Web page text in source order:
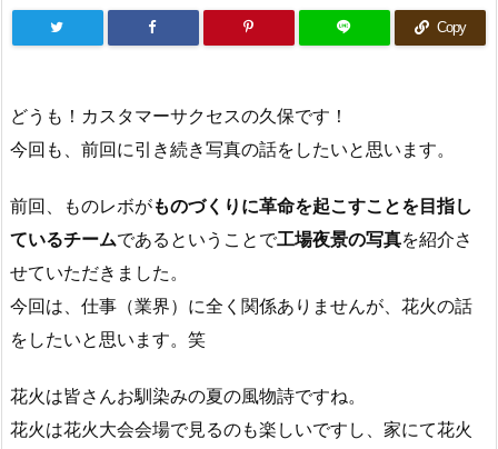
Copy
どうも！カスタマーサクセスの久保です！
今回も、前回に引き続き写真の話をしたいと思います。
前回、ものレボがものづくりに革命を起こすことを目指し
ているチームであるということで工場夜景の写真を紹介さ
せていただきました。
今回は、仕事（業界）に全く関係ありませんが、花火の話
をしたいと思います。笑
花火は皆さんお馴染みの夏の風物詩ですね。
花火は花火大会会場で見るのも楽しいですし、家にて花火